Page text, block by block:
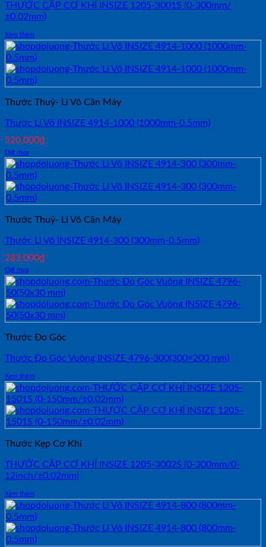
THƯỚC CẶP CƠ KHÍ INSIZE 1205-3001S (0-300mm/
±0.02mm)
Xem thêm
Thước Thuỷ- Li Vô Cân Máy
Thước Li Vô INSIZE 4914-1000 (1000mm-0.5mm)
520,000₫
Đặt mua
Thước Thuỷ- Li Vô Cân Máy
Thước Li Vô INSIZE 4914-300 (300mm-0.5mm)
283,000₫
Đặt mua
Thước Đo Góc
Thước Đo Góc Vuông INSIZE 4796-300(300×200 mm)
Xem thêm
Thước Kẹp Cơ Khí
THƯỚC CẶP CƠ KHÍ INSIZE 1205-3002S (0-300mm/0-
12inch/±0.02mm)
Xem thêm